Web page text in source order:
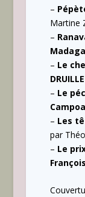
–
Martine
–
– Le
– Le
– Les
par
– Le